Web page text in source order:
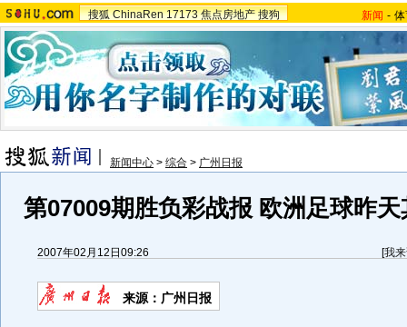
搜狐 ChinaRen 17173 焦点房地产 搜狗 新闻 -
新闻中心 > 综合 > 广州日报
第07009期胜负彩战报 欧洲足球昨
2007年02月12日09:26 [我
来源：广州日报